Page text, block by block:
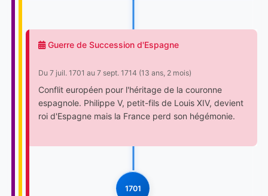
Guerre de Succession d'Espagne
Du 7 juil. 1701 au 7 sept. 1714 (13 ans, 2 mois)
Conflit européen pour l'héritage de la couronne
espagnole. Philippe V, petit-fils de Louis XIV, devient
roi d'Espagne mais la France perd son hégémonie.
1701